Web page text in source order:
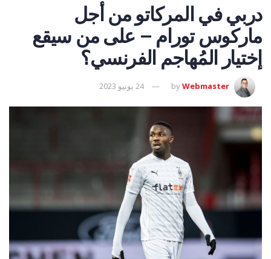
دربي في المركاتو من أجل
ماركوس تورام – على من سيقع
إختيار المُهاجم الفرنسي؟
byWebmaster 24 يونيو 2023